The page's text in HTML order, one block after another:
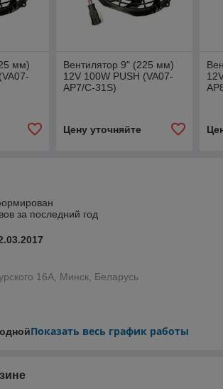
мм)
Вентилятор 9" (225 мм)
12V 100W РUSH (VA07-
AP7/C-31S)
Цену уточняйте
за последний год
16А, Минск, Беларусь
Показать весь график работы